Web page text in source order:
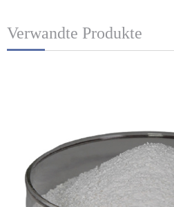
Verwandte Produkte